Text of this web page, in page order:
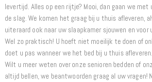
levertijd. Alles op een rijtje? Mooi, dan gaan we met
de slag. We komen het graag bij u thuis afleveren,
uiteraard ook naar uw slaapkamer sjouwen en voor
Wel zo praktisch! U hoeft niet moeilijk te doen of
doet u pas wanneer we het bed bij u thuis
Wilt u meer weten over onze senioren bedden of
altijd bellen, we beantwoorden graag al uw vragen!